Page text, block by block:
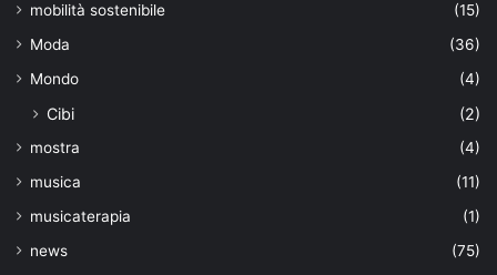
mobilità sostenibile
(15)
Moda
(36)
Mondo
(4)
Cibi (2)
mostra
(4)
musica
(11)
musicaterapia
(1)
news
(75)